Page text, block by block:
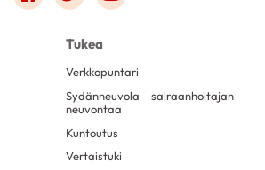
Tukea
Verkkopuntari
Sydänneuvola – sairaanhoitajan
neuvontaa
Kuntoutus
Vertaistuki